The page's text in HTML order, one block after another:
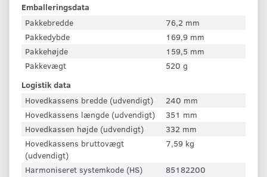
Emballeringsdata
Pakkebredde
76,2 mm
Pakkedybde
169,9 mm
Pakkehøjde
159,5 mm
Pakkevægt
520 g
Logistik data
Hovedkassens bredde (udvendigt)
240 mm
Hovedkassens længde (udvendigt)
351 mm
Hovedkassen højde (udvendigt)
332 mm
Hovedkassens bruttovægt
(udvendigt)
7,59 kg
Harmoniseret systemkode (HS) 85182200